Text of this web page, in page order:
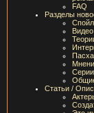
FAQ
Разделы
Видео
Серии
Статьи /